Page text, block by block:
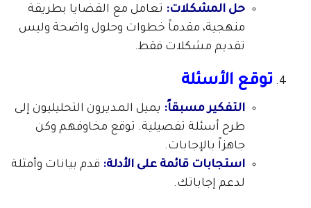
حل المشكلات: تعامل مع القضايا بطريقة
منهجية، مقدماً خطوات وحلول واضحة وليس
تقديم مشكلات فقط.
توقع الأسئلة
التفكير مسبقاً: يميل المديرون التحليليون إلى
طرح أسئلة تفصيلية. توقع مخاوفهم وكن
جاهزاً بالإجابات.
استجابات قائمة على الأدلة: قدم بيانات وأمثلة
لدعم إجاباتك.